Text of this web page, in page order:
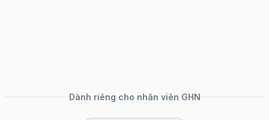
Dành riêng cho nhân viên GHN